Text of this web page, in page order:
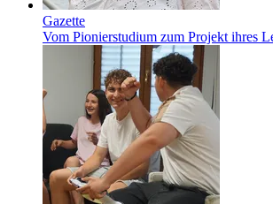
Gazette
Vom Pionierstudium zum Projekt ihres